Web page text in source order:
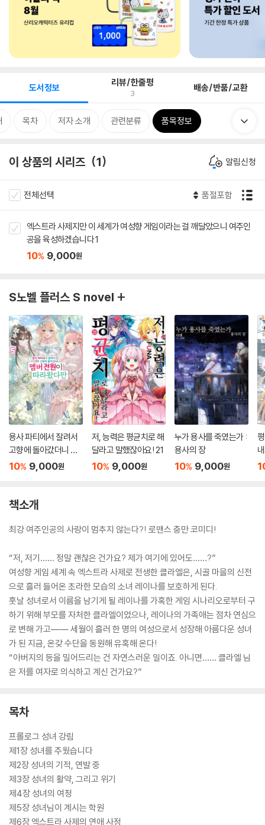
도서정보 리뷰/한줄평
3 배송/반품/교환
목차 저자 소개 관련분류 품목정보
이 상품의 시리즈 1 알림신청
전체선택 품절포함
엑스트라 사제지만 이 세계가 여성향 게임이라는 걸 깨달았으니 여주인
공을 육성하겠습니다 1
10% 9,000원
S노벨 플러스 S novel +
용사 파티에서 잘려서
고향에 돌아갔더니 멤
버 전원이 따라왔다만
10% 9,000원
저, 능력은 평균치로 해
달라고 말했잖아요! 21
10% 9,000원
누가 용사를 죽였는가 :
용사의 장
10% 9,000원
책소개
최강 여주인공의 사랑이 멈추지 않는다?! 로맨스 충만 코미디!
“저, 저기…… 정말 괜찮은 건가요? 제가 여기에 있어도……?”
여성향 게임 세계 속 엑스트라 사제로 전생한 클라엘은, 시골 마을의 신전
으로 흘러 들어온 초라한 모습의 소녀 레이나를 보호하게 된다.
훗날 성녀로서 이름을 남기게 될 레이나를 가혹한 게임 시나리오로부터 구
하기 위해 부모를 자처한 클라엘이었으나, 레이나의 가족애는 점차 연심으
로 변해 가고―― 세월이 흘러 한 명의 여성으로서 성장해 아름다운 성녀
가 된 지금, 온갖 수단을 동원해 유혹해 온다!
“아버지의 등을 밀어드리는 건 자연스러운 일이죠. 아니면…… 클라엘 님
은 저를 여자로 의식하고 계신 건가요?”
목차
프롤로그 성녀 강림
제1장 성녀를 주웠습니다
제2장 성녀의 기적, 연발 중
제3장 성녀의 활약, 그리고 위기
제4장 성녀의 여정
제5장 성녀님이 계시는 학원
제6장 엑스트라 사제의 연애 사정